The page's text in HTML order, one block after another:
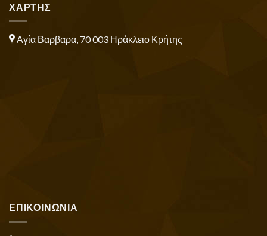
ΧΑΡΤΗΣ
Αγία Βαρβαρα, 70 003 Ηράκλειο Κρήτης
ΕΠΙΚΟΙΝΩΝΙΑ